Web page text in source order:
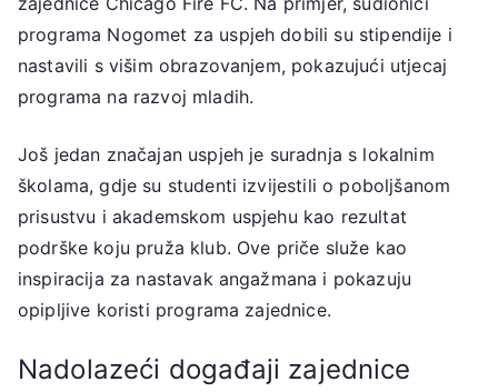
programa Nogomet za uspjeh dobili su stipendije i
nastavili s višim obrazovanjem, pokazujući utjecaj
programa na razvoj mladih.
Još jedan značajan uspjeh je suradnja s lokalnim
školama, gdje su studenti izvijestili o poboljšanom
prisustvu i akademskom uspjehu kao rezultat
podrške koju pruža klub. Ove priče služe kao
inspiracija za nastavak angažmana i pokazuju
opipljive koristi programa zajednice.
Nadolazeći događaji zajednice